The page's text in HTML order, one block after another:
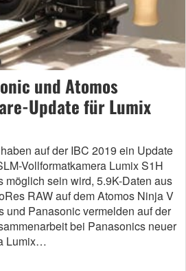
und Atomos
Update für Lumix
auf der IBC 2019 ein Update
Vollformatkamera Lumix S1H
möglich sein wird, 5.9K-Daten aus
RAW auf dem Atomos Ninja V
Panasonic vermelden auf der
bei Panasonics neuer
Lumix…